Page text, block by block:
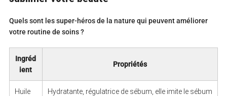
Quels sont les super-héros de la nature qui peuvent améliorer
votre routine de soins ?
Ingréd
ient
Propriétés
Huile
Hydratante, régulatrice de sébum, elle imite le sébum